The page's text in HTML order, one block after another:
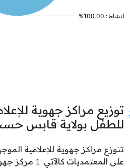
توزيع مراكز جهوية
للطفل بولاية قابس
تتوزع مراكز جهوية للإعلامية
على المعتمديات